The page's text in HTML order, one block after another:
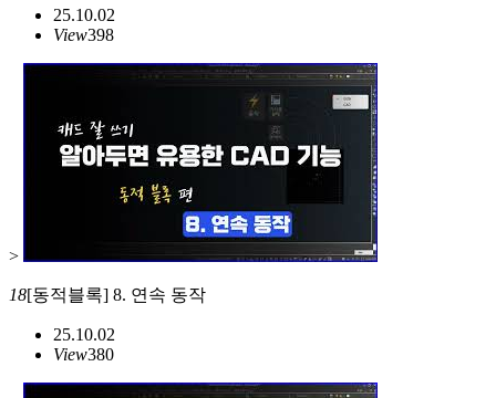
25.10.02
View398
>
18[동적블록] 8. 연속 동작
25.10.02
View380